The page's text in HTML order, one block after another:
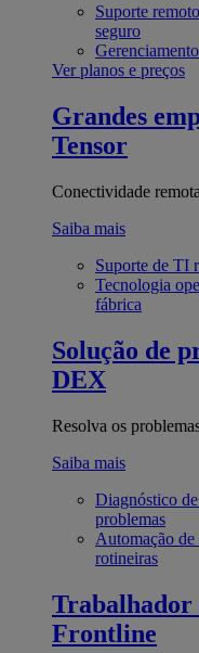
Suporte remoto
seguro
Ver planos e preços
Grandes
Tensor
Conectividade
Saiba mais
Suporte de TI
Tecnologia
fábrica
Solução de
DEX
Resolva os
Saiba mais
Diagnóstico
problemas
Automação de
rotineiras
Trabalhador
Frontline